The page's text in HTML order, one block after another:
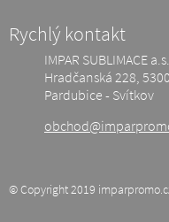
Rychlý kontakt
IMPAR SUBLIMACE a.s.
Hradčanská 228,
Pardubice - Svítkov
© Copyright 2019